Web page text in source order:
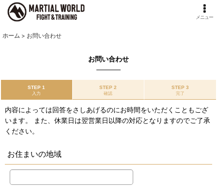
メニュー
ホーム > お問い合わせ
お問い合わせ
STEP 1
入力
STEP 2
確認
STEP 3
完了
内容によっては回答をさしあげるのにお時間をいただくこともござ
います。 また、休業日は翌営業日以降の対応となりますのでご了承
ください。
お住まいの地域